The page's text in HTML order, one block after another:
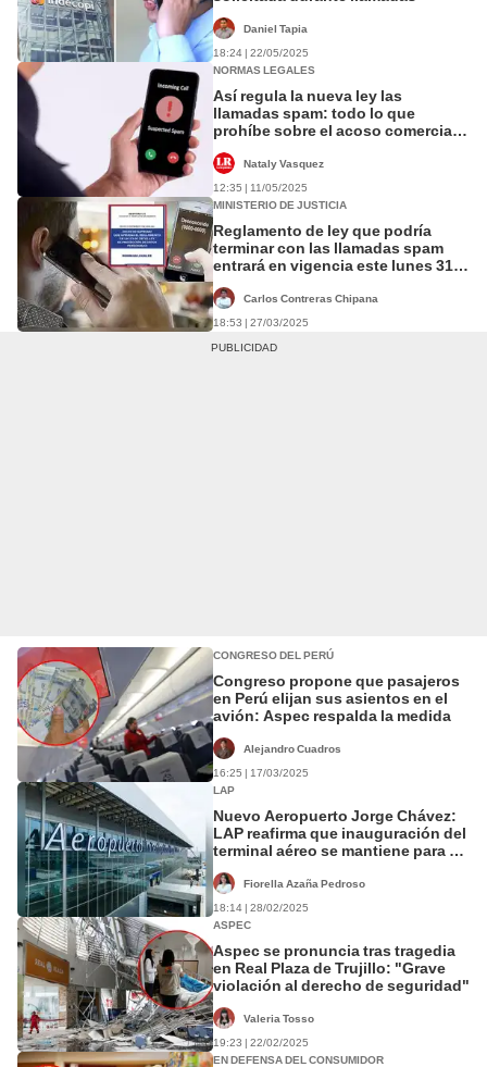
Daniel Tapia
18:24 | 22/05/2025
NORMAS LEGALES
Así regula la nueva ley las
llamadas spam: todo lo que
prohíbe sobre el acoso comercial
Nataly Vasquez
12:35 | 11/05/2025
MINISTERIO DE JUSTICIA
Reglamento de ley que podría
terminar con las llamadas spam
entrará en vigencia este lunes 31
Carlos Contreras Chipana
18:53 | 27/03/2025
CONGRESO DEL PERÚ
Congreso propone que pasajeros
en Perú elijan sus asientos en el
avión: Aspec respalda la medida
Alejandro Cuadros
16:25 | 17/03/2025
LAP
Nuevo Aeropuerto Jorge Chávez:
LAP reafirma que inauguración del
terminal aéreo se mantiene para el
Fiorella Azaña Pedroso
18:14 | 28/02/2025
ASPEC
Aspec se pronuncia tras tragedia
en Real Plaza de Trujillo: "Grave
violación al derecho de seguridad"
Valeria Tosso
19:23 | 22/02/2025
EN DEFENSA DEL CONSUMIDOR